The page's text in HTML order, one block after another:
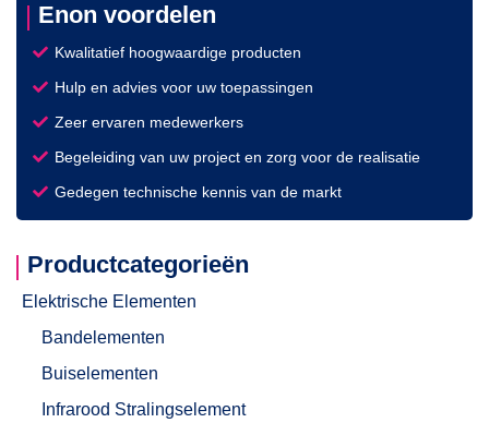
Enon voordelen
Kwalitatief hoogwaardige producten
Hulp en advies voor uw toepassingen
Zeer ervaren medewerkers
Begeleiding van uw project en zorg voor de realisatie
Gedegen technische kennis van de markt
Productcategorieën
Elektrische Elementen
Bandelementen
Buiselementen
Infrarood Stralingselement